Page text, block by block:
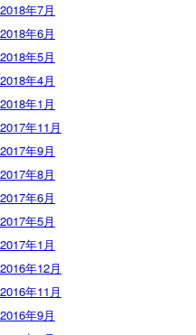
2018年7月
2018年6月
2018年5月
2018年4月
2018年1月
2017年11月
2017年9月
2017年8月
2017年6月
2017年5月
2017年1月
2016年12月
2016年11月
2016年9月